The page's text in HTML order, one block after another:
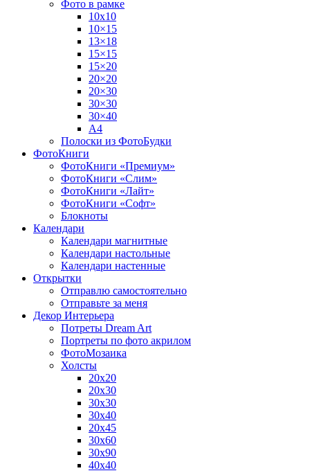
Фото в рамке
10х10
10×15
13×18
15×15
15×20
20×20
20×30
30×30
30×40
A4
Полоски из ФотоБудки
ФотоКниги
ФотоКниги «Премиум»
ФотоКниги «Слим»
ФотоКниги «Лайт»
ФотоКниги «Софт»
Блокноты
Календари
Календари магнитные
Календари настольные
Календари настенные
Открытки
Отправлю самостоятельно
Отправьте за меня
Декор Интерьера
Потреты Dream Art
Портреты по фото акрилом
ФотоМозаика
Холсты
20х20
20х30
30х30
30х40
20х45
30х60
30х90
40х40